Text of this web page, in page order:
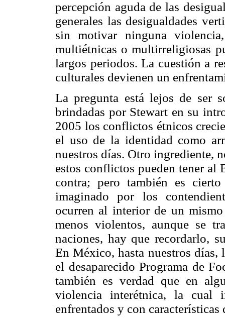
percepción aguda de las
generales las desigualdades
sin motivar ninguna
multiétnicas o multirreligiosas
largos periodos. La cuestión a
culturales devienen un
La pregunta está lejos de ser
brindadas por Stewart en su
2005 los conflictos étnicos
el uso de la identidad como
nuestros días. Otro ingrediente,
estos conflictos pueden tener al
contra; pero también es
imaginado por los
ocurren al interior de un
menos violentos, aunque se
naciones, hay que recordarlo,
En México, hasta nuestros
el desaparecido Programa de
también es verdad que en
violencia interétnica, la cual
enfrentados y con